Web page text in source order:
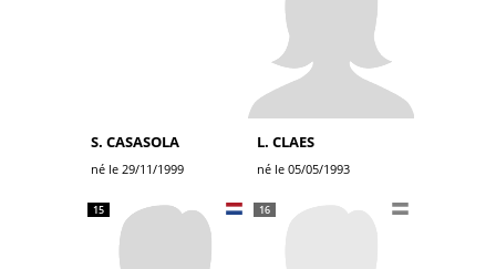
S. CASASOLA
né le 29/11/1999
L. CLAES
né le 05/05/1993
15 16